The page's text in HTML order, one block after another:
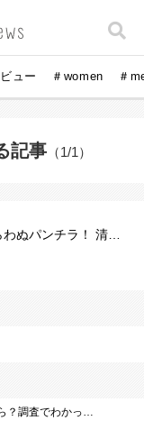
ュー ＃women ＃
記事 （1/1）
ぬパンチラ！ 清…
？調査でわかっ…